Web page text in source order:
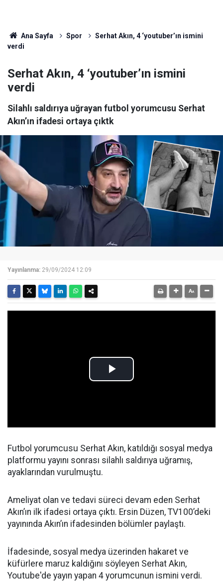
Ana Sayfa Spor
Serhat Akın, 4 ‘youtuber’ın ismini
verdi
Serhat Akın, 4 ‘youtuber’ın ismini
verdi
Silahlı saldırıya uğrayan futbol yorumcusu Serhat
Akın’ın ifadesi ortaya çıktk
Yayınlanma: 29/09/2024 12:09
Futbol yorumcusu Serhat Akın, katıldığı sosyal medya
platformu yayını sonrası silahlı saldırıya uğramış,
ayaklarından vurulmuştu.
Ameliyat olan ve tedavi süreci devam eden Serhat
Akın’ın ilk ifadesi ortaya çıktı. Ersin Düzen, TV100’deki
yayınında Akın’ın ifadesinden bölümler paylaştı.
İfadesinde, sosyal medya üzerinden hakaret ve
küfürlere maruz kaldığını söyleyen Serhat Akın,
Youtube'de yayın yapan 4 yorumcunun ismini verdi.